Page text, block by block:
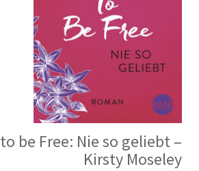
be Free: Nie so geliebt –
Kirsty Moseley